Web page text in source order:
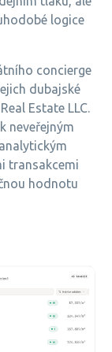
logice
concierge
dubajské
Estate LLC.
neveřejným
transakcemi
hodnotu